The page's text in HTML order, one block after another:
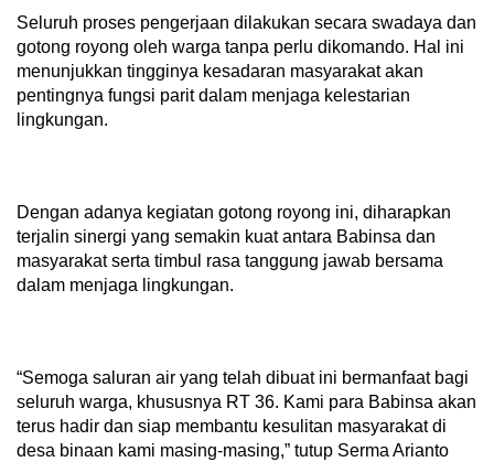
Seluruh proses pengerjaan dilakukan secara swadaya dan
gotong royong oleh warga tanpa perlu dikomando. Hal ini
menunjukkan tingginya kesadaran masyarakat akan
pentingnya fungsi parit dalam menjaga kelestarian
lingkungan.
Dengan adanya kegiatan gotong royong ini, diharapkan
terjalin sinergi yang semakin kuat antara Babinsa dan
masyarakat serta timbul rasa tanggung jawab bersama
dalam menjaga lingkungan.
“Semoga saluran air yang telah dibuat ini bermanfaat bagi
seluruh warga, khususnya RT 36. Kami para Babinsa akan
terus hadir dan siap membantu kesulitan masyarakat di
desa binaan kami masing-masing,” tutup Serma Arianto